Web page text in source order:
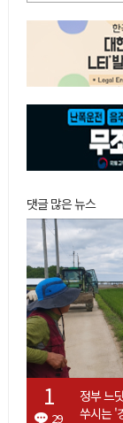
댓글 많은 뉴스
29
정부 느
쑤시는 '